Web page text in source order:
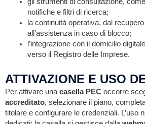
gli strumenti di consultazione,
notifiche e filtri di ricerca;
la continuità operativa, dal
all’assistenza in caso di blocco;
l’integrazione con il domicilio
verso il Registro delle Imprese.
ATTIVAZIONE E USO
Per attivare unacasella PEC occorre
accreditato, selezionare il piano,
titolare e configurare le credenziali. L’uso